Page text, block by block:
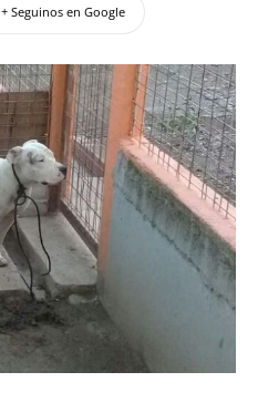
+ Seguinos en Google